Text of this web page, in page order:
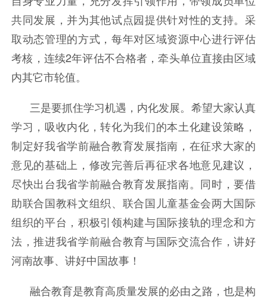
共同发展，并为其他试点园提供针对性的支持。采
取动态管理的方式，每年对区域资源中心进行评估
考核，连续2年评估不合格者，牵头单位直接由区域
内其它市轮值。
三是要抓住学习机遇，内化发展。希望大家认真
学习，吸收内化，转化为我们的本土化建设策略，
制定好我省学前融合教育发展指南，在征求大家的
意见的基础上，修改完善后再征求各地意见建议，
尽快出台我省学前融合教育发展指南。同时，要借
助联合国教科文组织、联合国儿童基金会两大国际
组织的平台，积极引领构建与国际接轨的理念和方
法，推进我省学前融合教育与国际交流合作，讲好
河南故事、讲好中国故事！
融合教育是教育高质量发展的必由之路，也是构